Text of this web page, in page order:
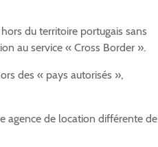
du territoire portugais sans
au service « Cross Border ».
des « pays autorisés »,
agence de location différente de